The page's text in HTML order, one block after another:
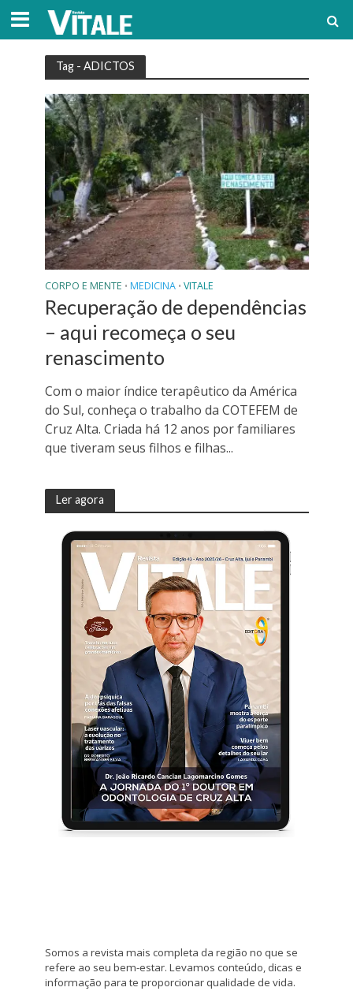
Tag - ADICTOS
CORPO E MENTE • MEDICINA • VITALE
Recuperação de dependências
– aqui recomeça o seu
renascimento
Com o maior índice terapêutico da América
do Sul, conheça o trabalho da COTEFEM de
Cruz Alta. Criada há 12 anos por familiares
que tiveram seus filhos e filhas...
Ler agora
Somos a revista mais completa da região no que se
refere ao seu bem-estar. Levamos conteúdo, dicas e
informação para te proporcionar qualidade de vida.